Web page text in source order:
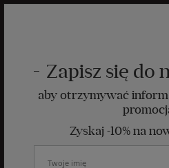
Zapisz się do
aby otrzymywać
Zyskaj -10% na